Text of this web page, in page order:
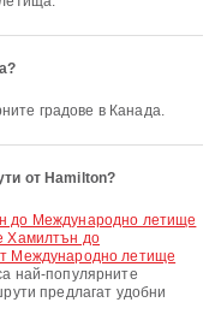
градове в Канада.
от Hamilton?
Хамилтън до
Международно летище
най-популярните
предлагат удобни